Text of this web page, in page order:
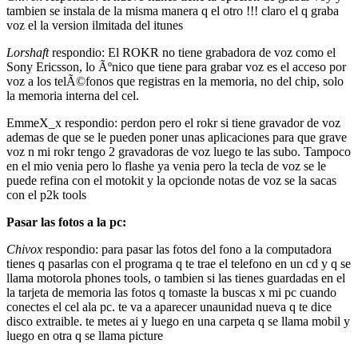
tambien se instala de la misma manera q el otro !!! claro el q graba
voz el la version ilmitada del itunes
Lorshaftrespondio: El ROKR no tiene grabadora de voz como el
Sony Ericsson, lo Ãºnico que tiene para grabar voz es el acceso por
voz a los telÃ©fonos que registras en la memoria, no del chip, solo
la memoria interna del cel.
EmmeX_x respondio: perdon pero el rokr si tiene gravador de voz
ademas de que se le pueden poner unas aplicaciones para que grave
voz n mi rokr tengo 2 gravadoras de voz luego te las subo. Tampoco
en el mio venia pero lo flashe ya venia pero la tecla de voz se le
puede refina con el motokit y la opcionde notas de voz se la sacas
con el p2k tools
Pasar las fotos a la pc:
Chivox respondio: para pasar las fotos del fono a la computadora
tienes q pasarlas con el programa q te trae el telefono en un cd y q se
llama motorola phones tools, o tambien si las tienes guardadas en el
la tarjeta de memoria las fotos q tomaste la buscas x mi pc cuando
conectes el cel ala pc. te va a aparecer unaunidad nueva q te dice
disco extraible. te metes ai y luego en una carpeta q se llama mobil y
luego en otra q se llama picture